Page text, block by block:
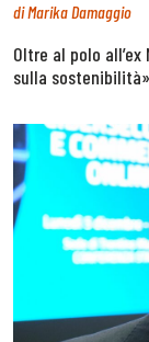
diMarika Damaggio
Oltre al polo
sulla sostenibilità»